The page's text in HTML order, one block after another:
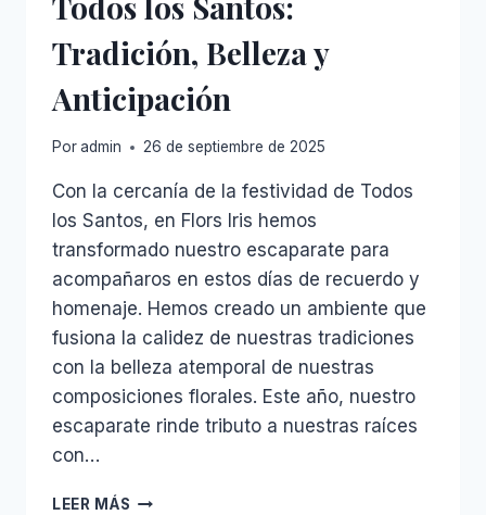
Tradición, Belleza y
Anticipación
Poradmin 26 de septiembre de 2025
Con la cercanía de la festividad de Todos
los Santos, en Flors Iris hemos
transformado nuestro escaparate para
acompañaros en estos días de recuerdo y
homenaje. Hemos creado un ambiente que
fusiona la calidez de nuestras tradiciones
con la belleza atemporal de nuestras
composiciones florales. Este año, nuestro
escaparate rinde tributo a nuestras raíces
con…
LEER MÁS NUESTRO